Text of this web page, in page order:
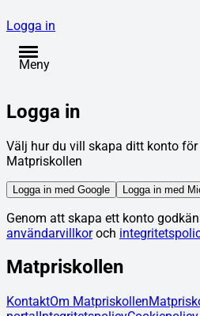
Logga in
Meny
Logga in
Välj hur du vill skapa ditt konto
Matpriskollen
Logga in med Google Logga in med
Genom att skapa ett konto
användarvillkor och
Matpriskollen
KontaktOm Matpriskollen